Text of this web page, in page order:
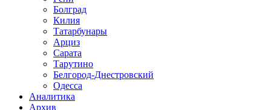
Болград
Килия
Татарбунары
Арциз
Сарата
Тарутино
Белгород-Днестровский
Одесса
Аналитика
Архив